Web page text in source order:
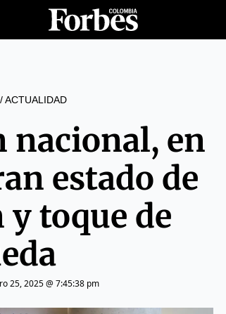
ACTUALIDAD
nacional, en
estado de
y toque de
25, 2025 @ 7:45:38 pm